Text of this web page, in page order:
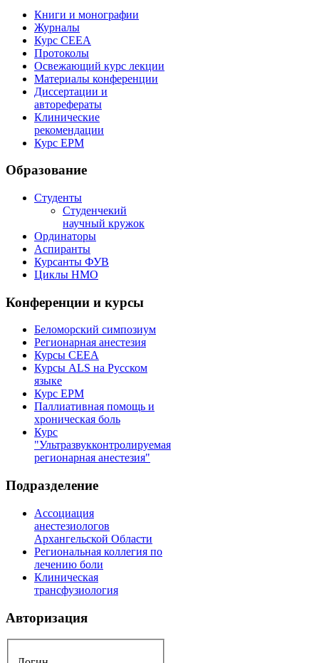
Книги и монографии
Журналы
Курс СЕЕА
Протоколы
Освежающий курс лекции
Материалы конференции
Диссертации и
авторефераты
Клинические
рекомендации
Курс EPM
Образование
Студенты
Студенчекий
научный кружок
Ординаторы
Аспиранты
Курсанты ФУВ
Циклы НМО
Конференции и курсы
Беломорский симпозиум
Регионарная анестезия
Курсы CEEA
Курсы ALS на Русском
языке
Курс EPM
Паллиативная помощь и
хроническая боль
Курс
"Ультразвукконтролируемая
регионарная анестезия"
Подразделение
Ассоциация
анестезиологов
Архангельской Области
Региональная коллегия по
лечению боли
Клиническая
трансфузиология
Авторизация